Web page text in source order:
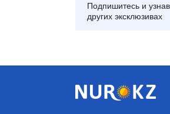
Подпишитесь и
других эксклюзивах